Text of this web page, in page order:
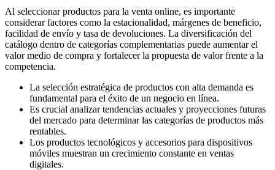
Al seleccionar productos para la venta online, es importante
considerar factores como la estacionalidad, márgenes de beneficio,
facilidad de envío y tasa de devoluciones. La diversificación del
catálogo dentro de categorías complementarias puede aumentar el
valor medio de compra y fortalecer la propuesta de valor frente a la
competencia.
La selección estratégica de productos con alta demanda es
fundamental para el éxito de un negocio en línea.
Es crucial analizar tendencias actuales y proyecciones futuras
del mercado para determinar las categorías de productos más
rentables.
Los productos tecnológicos y accesorios para dispositivos
móviles muestran un crecimiento constante en ventas
digitales.